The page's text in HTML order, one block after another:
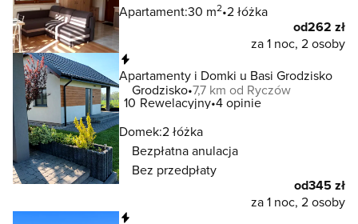
Apartament:30 m2 2 łóżka
od262 zł
za 1 noc, 2 osoby
Apartamenty i Domki u Basi Grodzisko
Grodzisko 7,7 km od Ryczów
10 Rewelacyjny 4 opinie
Domek:2 łóżka
Bezpłatna anulacja
Bez przedpłaty
od345 zł
za 1 noc, 2 osoby